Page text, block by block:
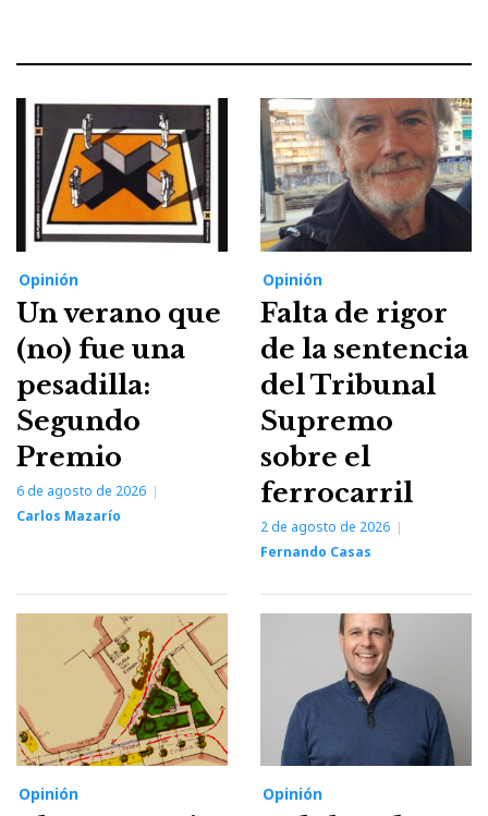
Opinión
Un verano que
(no) fue una
pesadilla:
Segundo
Premio
6 de agosto de 2026
Carlos Mazarío
Opinión
Falta de rigor
de la sentencia
del Tribunal
Supremo
sobre el
ferrocarril
2 de agosto de 2026
Fernando Casas
Opinión Opinión